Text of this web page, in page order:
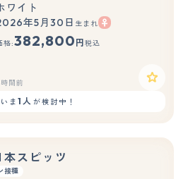
もっと見る
ワイト
年5月30日 生まれ
格:382,800 円 税込
間前
ま1人 が検討中！
本スピッツ
接種